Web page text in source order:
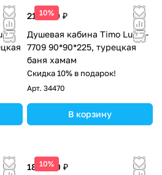
10%
218 200 ₽
Душевая кабина Timo Lux T-
7709 90*90*225, турецкая
баня хамам
Скидка 10% в подарок!
Арт. 34470
В корзину
10%
189 500 ₽